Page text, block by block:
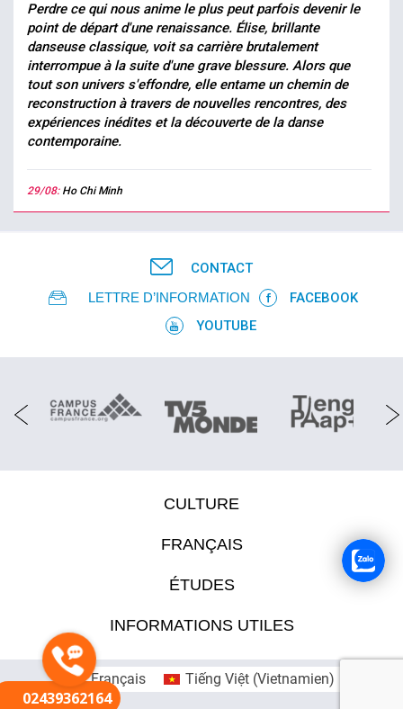
Perdre ce qui nous anime le plus peut parfois devenir le
point de départ d'une renaissance. Élise, brillante
danseuse classique, voit sa carrière brutalement
interrompue à la suite d'une grave blessure. Alors que
tout son univers s'effondre, elle entame un chemin de
reconstruction à travers de nouvelles rencontres, des
expériences inédites et la découverte de la danse
contemporaine.
29/08: Ho Chi Minh
CONTACT
LETTRE D’INFORMATION
FACEBOOK
YOUTUBE
CULTURE
FRANÇAIS
ÉTUDES
INFORMATIONS UTILES
Français Tiếng Việt(Vietnamien)
02439362164